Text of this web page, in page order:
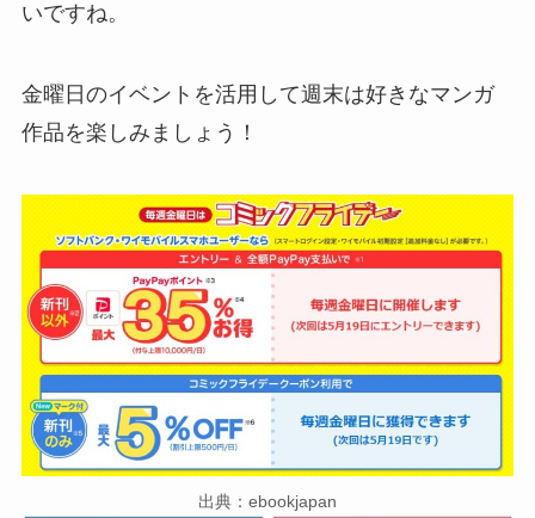
いですね。
金曜日のイベントを活用して週末は好きなマンガ
作品を楽しみましょう！
出典：ebookjapan